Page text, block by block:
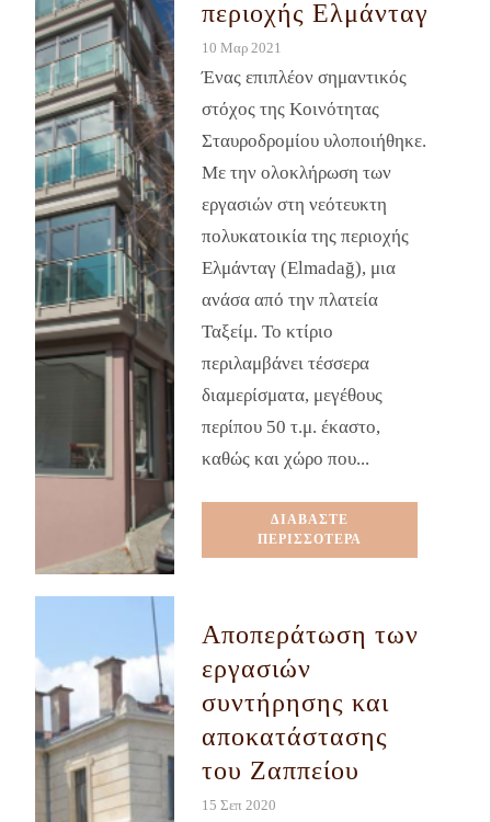
περιοχής Ελμάνταγ
10 Μαρ 2021
Ένας επιπλέον σημαντικός
στόχος της Κοινότητας
Σταυροδρομίου υλοποιήθηκε.
Με την ολοκλήρωση των
εργασιών στη νεότευκτη
πολυκατοικία της περιοχής
Ελμάνταγ (Elmadağ), μια
ανάσα από την πλατεία
Ταξείμ. Το κτίριο
περιλαμβάνει τέσσερα
διαμερίσματα, μεγέθους
περίπου 50 τ.μ. έκαστο,
καθώς και χώρο που...
ΔΙΑΒΑΣΤΕ
ΠΕΡΙΣΣΟΤΕΡΑ
Αποπεράτωση των
εργασιών
συντήρησης και
αποκατάστασης
του Ζαππείου
15 Σεπ 2020